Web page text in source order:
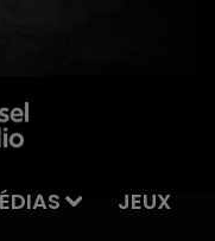
JEUX